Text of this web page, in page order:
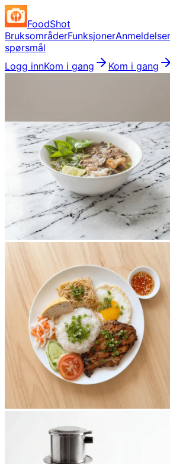
FoodShot
BruksområderFunksjonerAnmeldelser
spørsmål
Logg innKom i gang Kom i gang